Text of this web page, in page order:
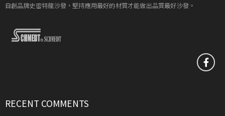
自創品牌史密特龍沙發，堅持應用最好的材質才能做出品質最好沙發。
RECENT COMMENTS